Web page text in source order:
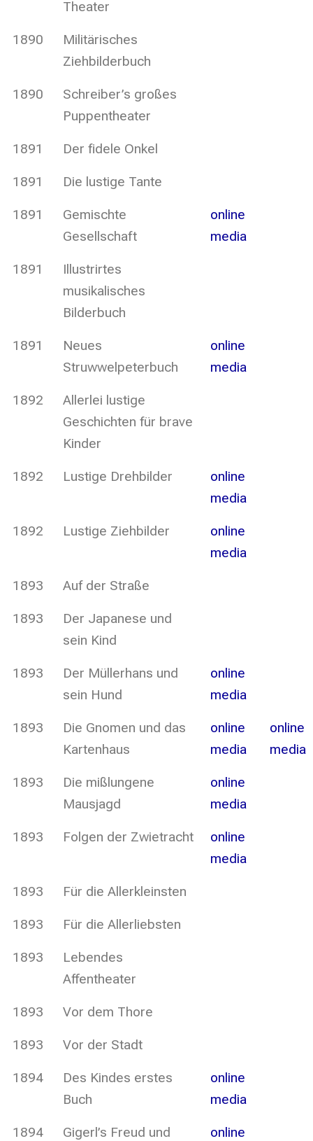
Theater
1890
Militärisches
Ziehbilderbuch
1890
Schreiber’s großes
Puppentheater
1891 Der fidele Onkel
1891 Die lustige Tante
1891
Gemischte
Gesellschaft
online
media
1891
Illustrirtes
musikalisches
Bilderbuch
1891
Neues
Struwwelpeterbuch
online
media
1892
Allerlei lustige
Geschichten für brave
Kinder
1892 Lustige Drehbilder
online
media
1892 Lustige Ziehbilder
online
media
1893 Auf der Straße
1893
Der Japanese und
sein Kind
1893
Der Müllerhans und
sein Hund
online
media
1893
Die Gnomen und das
Kartenhaus
online
media
online
media
1893
Die mißlungene
Mausjagd
online
media
1893 Folgen der Zwietracht
online
media
1893 Für die Allerkleinsten
1893 Für die Allerliebsten
1893
Lebendes
Affentheater
1893 Vor dem Thore
1893 Vor der Stadt
1894
Des Kindes erstes
Buch
online
media
1894 Gigerl’s Freud und online